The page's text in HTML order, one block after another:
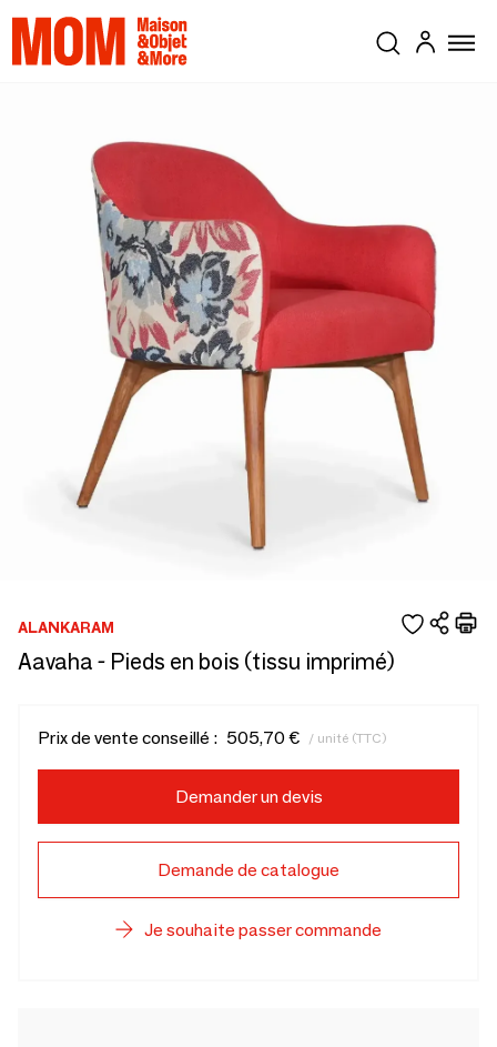
ALANKARAM
Aavaha - Pieds en bois (tissu imprimé)
Prix de vente conseillé : 505,70 € / unité (TTC)
Demander un devis
Demande de catalogue
Je souhaite passer commande